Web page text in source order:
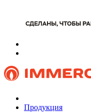
Продукция